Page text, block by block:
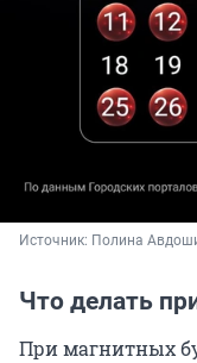
Источник: Полина
Что делать
При магнитных